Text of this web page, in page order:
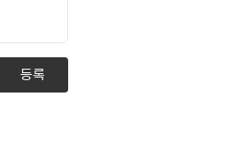
등록